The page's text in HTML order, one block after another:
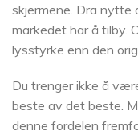
skjermene. Dra nytte
markedet har å tilby.
lysstyrke enn den
Du trenger ikke å
beste av det beste.
denne fordelen